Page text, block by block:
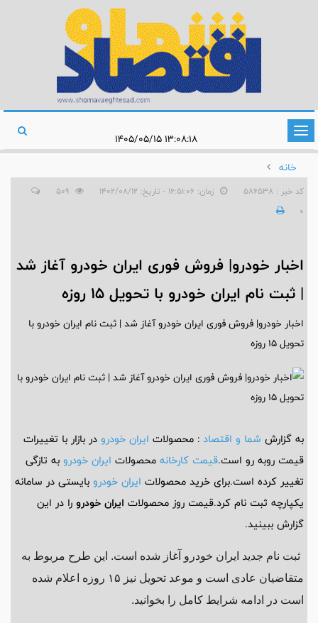
تغییر
وضعیت
ناوبری
۱۳:۰۸:۱۸ ۱۴۰۵/۰۵/۱۵
خانه
کد خبر : 586538 زمان: ۱۶:۵۱:۰۶ - تاریخ: ۱۴۰۲/۰۸/۱۲
0
اخبار خودرو| فروش فوری ایران خودرو آغاز شد
| ثبت نام ایران خودرو با تحویل ۱۵ روزه
اخبار خودرو| فروش فوری ایران خودرو آغاز شد | ثبت نام ایران خودرو با
تحویل ۱۵ روزه
به گزارش شما و اقتصاد : محصولات ایران خودرو در بازار با تغییرات
قیمت روبه رو است.قیمت کارخانه محصولات ایران خودرو به تازگی
تغییر کرده است.برای خرید محصولات ایران خودرو بایستی در سامانه
یکپارچه ثبت نام کرد.قیمت روز محصولات ایران خودرو را در این
گزارش ببینید.
ثبت نام جدید ایران خودرو آغاز شده است. این طرح مربوط به
متقاضیان عادی است و موعد تحویل نیز ۱۵ روزه اعلام شده
است در ادامه شرایط کامل را بخوانید.